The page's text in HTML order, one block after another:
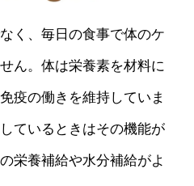
く、毎日の食事で体のケ
ん。体は栄養素を材料に
疫の働きを維持していま
ているときはその機能が
栄養補給や水分補給がよ